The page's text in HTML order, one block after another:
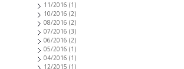
11/2016 (1)
10/2016 (2)
08/2016 (2)
07/2016 (3)
06/2016 (2)
05/2016 (1)
04/2016 (1)
12/2015 (1)